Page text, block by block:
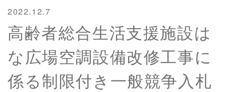
2022.12.7
高齢者総合生活支援施設は
な広場空調設備改修工事に
係る制限付き一般競争入札